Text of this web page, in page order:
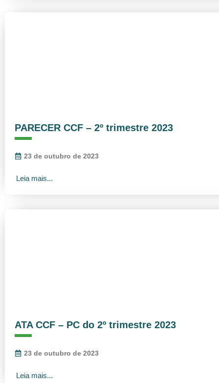
PARECER CCF – 2º trimestre 2023
23 de outubro de 2023
Leia mais...
ATA CCF – PC do 2º trimestre 2023
23 de outubro de 2023
Leia mais...